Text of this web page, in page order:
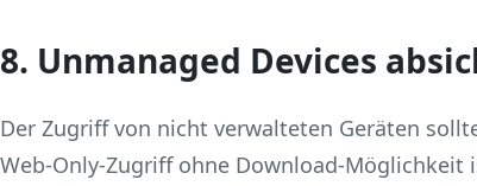
8. Unmanaged Devices
Der Zugriff von nicht verwalteten Geräten
Web‑Only‑Zugriff ohne